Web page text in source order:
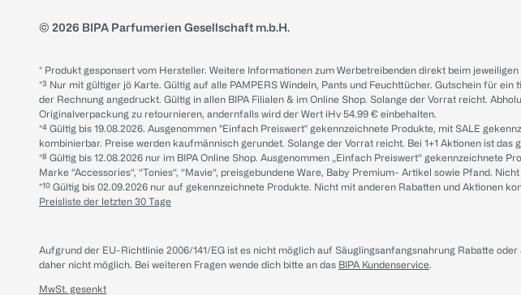
© 2026 BIPA Parfumerien Gesellschaft m.b.H.
* Produkt gesponsert vom Hersteller. Weitere Informationen zum Werbetreibenden direkt beim jeweiligen
*³ Nur mit gültiger jö Karte. Gültig auf alle PAMPERS Windeln, Pants und Feuchttücher. Gutschein für
der Rechnung angedruckt. Gültig in allen BIPA Filialen & im Online Shop. Solange der Vorrat reicht.
Originalverpackung zu retournieren, andernfalls wird der Wert iHv 54.99 € einbehalten.
*⁴ Gültig bis 19.08.2026. Ausgenommen "Einfach Preiswert" gekennzeichnete Produkte, mit SALE
kombinierbar. Preise werden kaufmännisch gerundet. Solange der Vorrat reicht. Bei 1+1 Aktionen ist das
*⁸ Gültig bis 12.08.2026 nur im BIPA Online Shop. Ausgenommen „Einfach Preiswert“
Marke “Accessories“, “Tonies“, “Mavie“, preisgebundene Ware, Baby Premium- Artikel sowie Pfand.
*¹⁰ Gültig bis 02.09.2026 nur auf gekennzeichnete Produkte. Nicht mit anderen Rabatten und Aktionen
Preisliste der letzten 30 Tage
Aufgrund der EU-Richtlinie 2006/141/EG ist es nicht möglich auf Säuglingsanfangsnahrung Rabatte
daher nicht möglich. Bei weiteren Fragen wende dich bitte an das BIPA Kundenservice.
MwSt. gesenkt